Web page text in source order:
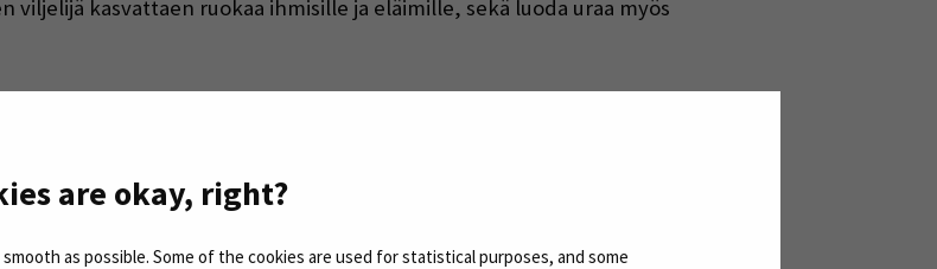
are okay, right?
as possible. Some of the cookies are used for statistical purposes, and some
viljelijä kasvattaen ruokaa ihmisille ja eläimille, sekä luoda uraa myös